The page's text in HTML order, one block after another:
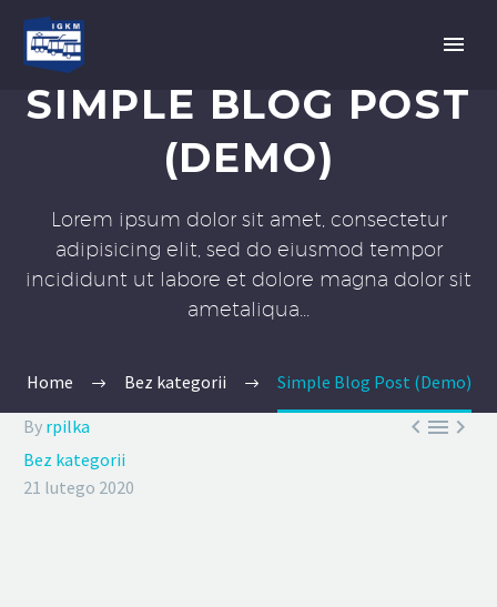
SIMPLE BLOG POST
(DEMO)
Lorem ipsum dolor sit amet, consectetur
adipisicing elit, sed do eiusmod tempor
incididunt ut labore et dolore magna dolor sit
ametaliqua...
Home Bez kategorii Simple Blog Post (Demo)

By rpilka
Bez kategorii
21 lutego 2020